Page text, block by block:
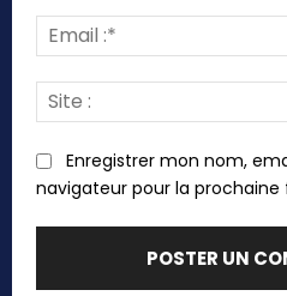
Enregistrer mon nom,
navigateur pour la